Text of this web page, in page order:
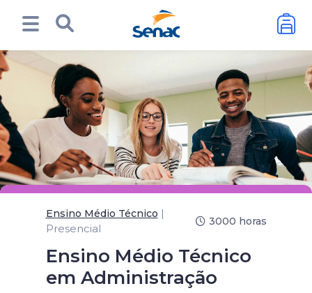
Ensino Médio Técnico
em Administração
Ensino Médio Técnico |
Presencial
3000 horas